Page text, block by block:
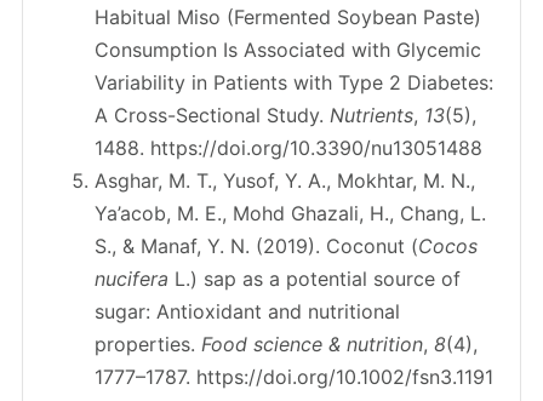
Habitual Miso (Fermented Soybean Paste)
Consumption Is Associated with Glycemic
Variability in Patients with Type 2 Diabetes:
A Cross-Sectional Study. Nutrients, 13(5),
1488. https://doi.org/10.3390/nu13051488
Asghar, M. T., Yusof, Y. A., Mokhtar, M. N.,
Ya’acob, M. E., Mohd Ghazali, H., Chang, L.
S., & Manaf, Y. N. (2019). Coconut (Cocos
nucifera L.) sap as a potential source of
sugar: Antioxidant and nutritional
properties. Food science & nutrition, 8(4),
1777–1787. https://doi.org/10.1002/fsn3.1191